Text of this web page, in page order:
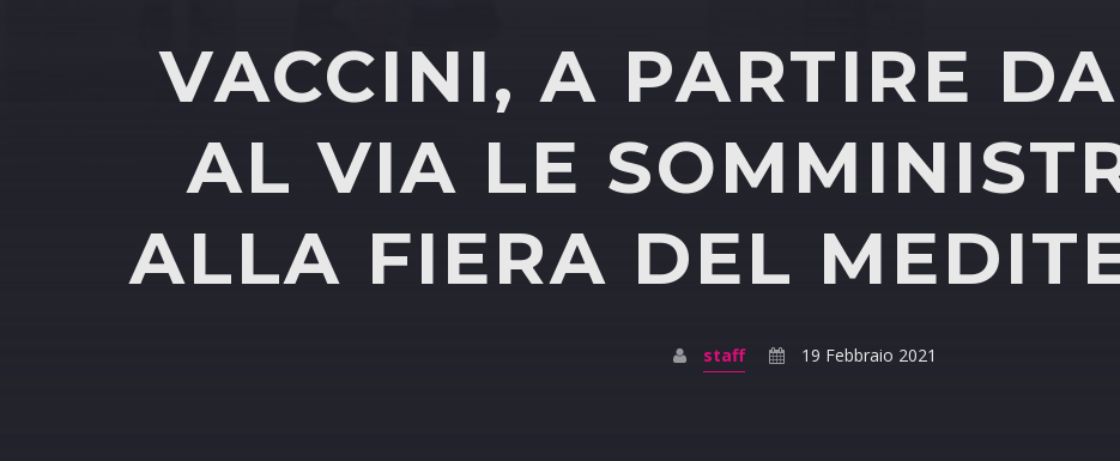
VACCINI, A PARTIRE
AL VIA LE
ALLA FIERA DEL
staff 19 Febbraio 2021